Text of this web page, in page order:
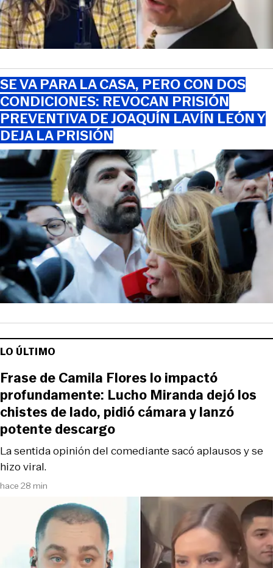
SE VA PARA LA CASA, PERO CON DOS
CONDICIONES: REVOCAN PRISIÓN
PREVENTIVA DE JOAQUÍN LAVÍN LEÓN Y
DEJA LA PRISIÓN
LO ÚLTIMO
hace 28 min
La sentida opinión del comediante sacó aplausos y se
hizo viral.
Frase de Camila Flores lo impactó
profundamente: Lucho Miranda dejó los
chistes de lado, pidió cámara y lanzó
potente descargo